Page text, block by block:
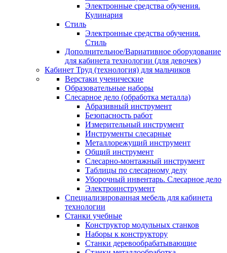
Электронные средства обучения.
Кулинария
Стиль
Электронные средства обучения.
Стиль
Дополнительное/Вариативное оборудование
для кабинета технологии (для девочек)
Кабинет Труд (технология) для мальчиков
Верстаки ученические
Образовательные наборы
Слесарное дело (обработка металла)
Абразивный инструмент
Безопасность работ
Измерительный инструмент
Инструменты слесарные
Металлорежущий инструмент
Общий инструмент
Слесарно-монтажный инструмент
Таблицы по слесарному делу
Уборочный инвентарь. Слесарное дело
Электроинструмент
Специализированная мебель для кабинета
технологии
Станки учебные
Конструктор модульных станков
Наборы к конструктору
Станки деревообрабатывающие